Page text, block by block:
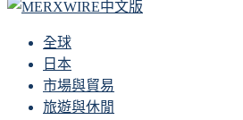
全球
日本
市場與貿易
旅遊與休閒